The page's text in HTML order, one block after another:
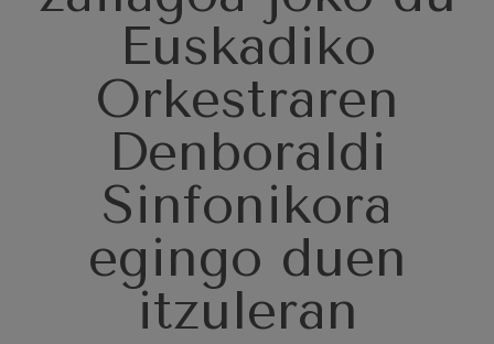
Euskadiko
Orkestraren
Denboraldi
Sinfonikora
egingo duen
itzuleran
J. C. Arriaga: Los esclavos
felices. Obertura
J. C. Arriaga
Joseph Haydn: 83. Sinfonia
Joseph Haydn
El cant dels ocells
Herrikoia / Pau Casals
Franz Schmidt: 4. Sinfonia
Franz Schmidt
Franz Schubert: Gaueko
abestia basoan
Johannes Brahms: 2. Sinfonia
Johannes Brahms
Antonin Dvorak: 6. Sinfonia
Antonin Dvorak